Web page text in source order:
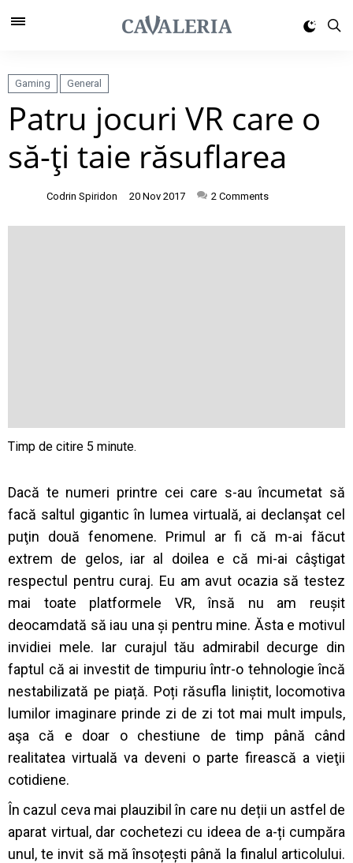
Gaming General
Patru jocuri VR care o
să-ţi taie răsuflarea
Codrin Spiridon 20 Nov 2017 2 Comments
Dacă te numeri printre cei care s-au încumetat să
facă saltul gigantic în lumea virtuală, ai declanşat cel
puţin două fenomene. Primul ar fi că m-ai făcut
extrem de gelos, iar al doilea e că mi-ai câştigat
respectul pentru curaj. Eu am avut ocazia să testez
mai toate platformele VR, însă nu am reușit
deocamdată să iau una și pentru mine. Ăsta e motivul
invidiei mele. Iar curajul tău admirabil decurge din
faptul că ai investit de timpuriu într-o tehnologie încă
nestabilizată pe piață. Poți răsufla liniștit, locomotiva
lumilor imaginare prinde zi de zi tot mai mult impuls,
aşa că e doar o chestiune de timp până când
realitatea virtuală va deveni o parte firească a vieţii
cotidiene.
În cazul ceva mai plauzibil în care nu deții un astfel de
aparat virtual, dar cochetezi cu ideea de a-ți cumpăra
unul, te invit să mă însoțești până la finalul articolului.